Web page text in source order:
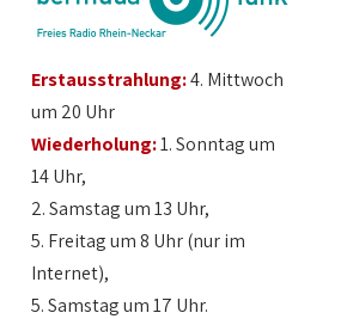
Erstausstrahlung:4. Mittwoch
um 20 Uhr
Wiederholung:1. Sonntag um
14 Uhr,
2. Samstag um 13 Uhr,
5. Freitag um 8 Uhr (nur im
Internet),
5. Samstag um 17 Uhr.
1:00
2:00
3:00
5:00